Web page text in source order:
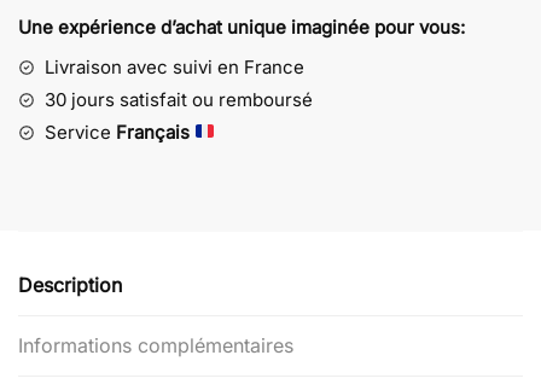
Mazinger
Z
-
Style
Une expérience d’achat unique imaginée pour vous:
Livraison avec suivi en France
30 jours satisfait ou remboursé
Service Français
Description
Informations complémentaires